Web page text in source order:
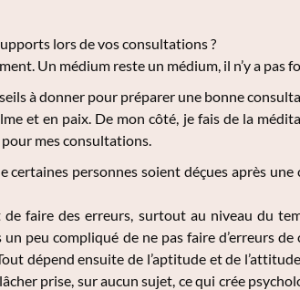
lors de vos consultations ?
Un médium reste un médium, il n’y a pas
à donner pour préparer une bonne
et en paix. De mon côté, je fais de la
mes consultations.
certaines personnes soient déçues après
de faire des erreurs, surtout au niveau du
un peu compliqué de ne pas faire d’erreurs
dépend ensuite de l’aptitude et de
prise, sur aucun sujet, ce qui crée